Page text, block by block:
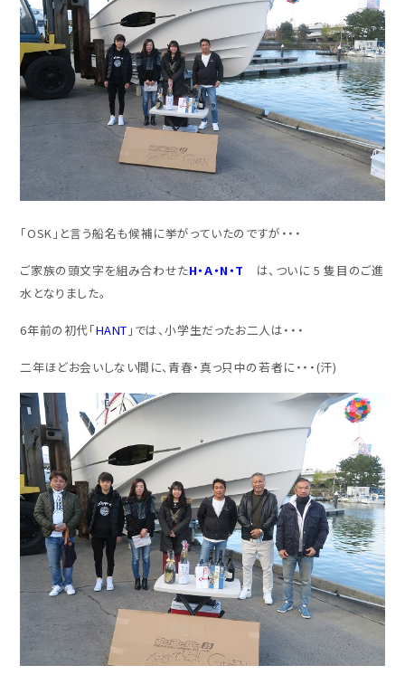
「OSK」と言う船名も候補に挙がっていたのですが・・・
ご家族の頭文字を組み合わせたH・A・N・T は、ついに 5 隻目のご進
水となりました。
6年前の初代「HANT 」では、小学生だったお二人は・・・
二年ほどお会いしない間に、青春・真っ只中の若者に・・・(汗)